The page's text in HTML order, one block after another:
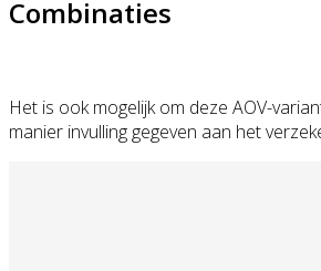
Combinaties
Het is ook mogelijk om deze AOV-
manier invulling gegeven aan het